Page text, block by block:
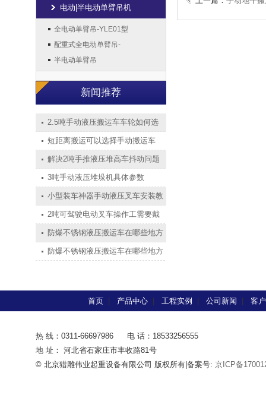
电动|半电动单臂吊机
全电动单臂吊-YLE01型
配重式全电动单臂吊-
半电动单臂吊
新闻推荐
2.5吨手动液压搬运车车轮如何选
短距离搬运可以选择手动搬运车
解决2吨手推液压堆高车抖动问题
3吨手动液压堆垛机具体参数
小型装车神器手动液压叉车安装教
2吨可驾驶电动叉车操作工需要戴
防爆不锈钢液压搬运车在哪些地方
防爆不锈钢液压搬运车在哪些地方
首页 产品中心 工程实例 公司新闻 客
热 线：0311-66697986
电 话：18533256555
地 址： 河北省石家庄市丰收路81号
© 北京猎雕伟业起重设备有限公司 版权所有|备案号: 京ICP备